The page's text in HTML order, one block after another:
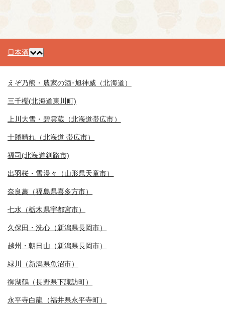
日本酒
えぞ乃熊・農家の酒･旭神威（北海道）
三千櫻(北海道東川町)
上川大雪・碧雲蔵（北海道帯広市）
十勝晴れ（北海道 帯広市）
福司(北海道釧路市)
出羽桜・雪漫々（山形県天童市）
奈良萬（福島県喜多方市）
七水（栃木県宇都宮市）
久保田・洗心（新潟県長岡市）
越州・朝日山（新潟県長岡市）
緑川（新潟県魚沼市）
御湖鶴（長野県下諏訪町）
永平寺白龍（福井県永平寺町）